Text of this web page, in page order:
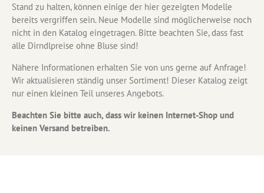
Stand zu halten, können einige der hier gezeigten Modelle
bereits vergriffen sein. Neue Modelle sind möglicherweise noch
nicht in den Katalog eingetragen. Bitte beachten Sie, dass fast
alle Dirndlpreise ohne Bluse sind!
Nähere Informationen erhalten Sie von uns gerne auf Anfrage!
Wir aktualisieren ständig unser Sortiment! Dieser Katalog zeigt
nur einen kleinen Teil unseres Angebots.
Beachten Sie bitte auch, dass wir keinen Internet-Shop und
keinen Versand betreiben.